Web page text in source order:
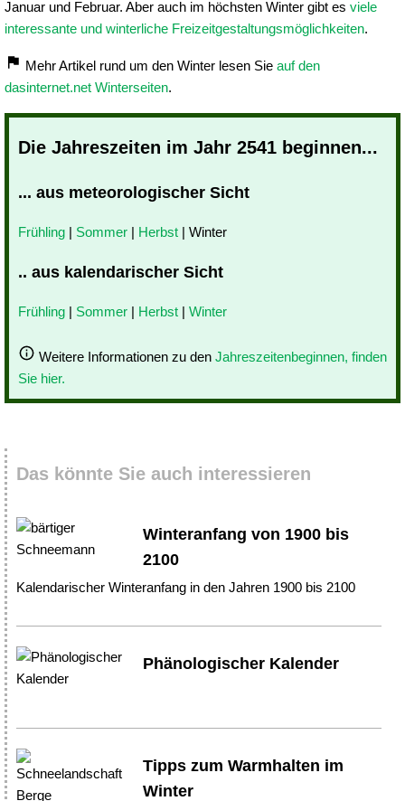
Januar und Februar. Aber auch im höchsten Winter gibt es viele
interessante und winterliche Freizeitgestaltungsmöglichkeiten.
Mehr Artikel rund um den Winter lesen Sie auf den
dasinternet.net Winterseiten.
Die Jahreszeiten im Jahr 2541 beginnen...
... aus meteorologischer Sicht
Frühling | Sommer | Herbst | Winter
.. aus kalendarischer Sicht
Frühling | Sommer | Herbst | Winter
Weitere Informationen zu den Jahreszeitenbeginnen, finden
Sie hier.
Das könnte Sie auch interessieren
Winteranfang von 1900 bis
2100
Kalendarischer Winteranfang in den Jahren 1900 bis 2100
Phänologischer Kalender
Tipps zum Warmhalten im
Winter